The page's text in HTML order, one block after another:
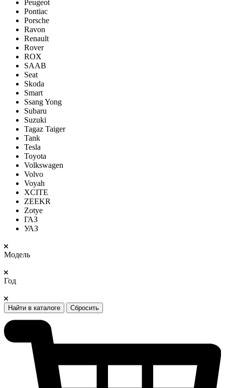
Peugeot
Pontiac
Porsсhe
Ravon
Renault
Rover
ROX
SAAB
Seat
Skoda
Smart
Ssang Yong
Subaru
Suzuki
Tagaz Taiger
Tank
Tesla
Toyota
Volkswagen
Volvo
Voyah
XCITE
ZEEKR
Zotye
ГАЗ
УАЗ
Модель
Год
Найти в каталоге Сбросить